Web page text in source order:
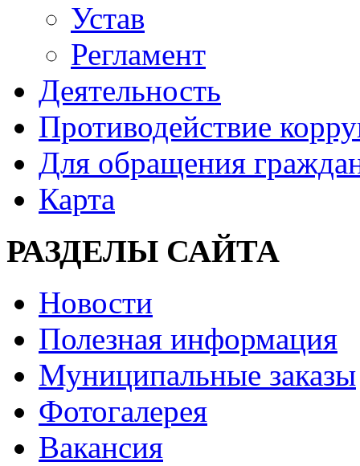
Устав
Регламент
Деятельность
Противодействие
Для обращения
Карта
РАЗДЕЛЫ САЙТА
Новости
Полезная информация
Муниципальные заказы
Фотогалерея
Вакансия